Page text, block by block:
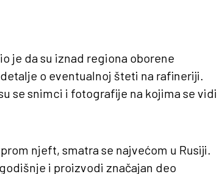
je da su iznad regiona oborene
o eventualnoj šteti na rafineriji.
se snimci i fotografije na kojima se vidi
njeft, smatra se najvećom u Rusiji.
i proizvodi značajan deo